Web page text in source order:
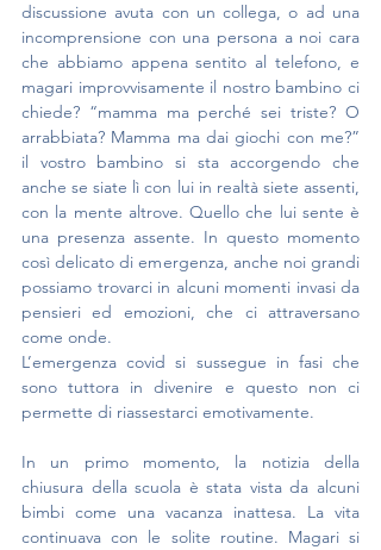
discussione avuta con un collega, o ad una
incomprensione con una persona a noi cara
che abbiamo appena sentito al telefono, e
magari improvvisamente il nostro bambino ci
chiede? “mamma ma perché sei triste? O
arrabbiata? Mamma ma dai giochi con me?”
il vostro bambino si sta accorgendo che
anche se siate lì con lui in realtà siete assenti,
con la mente altrove. Quello che lui sente è
una presenza assente. In questo momento
così delicato di emergenza, anche noi grandi
possiamo trovarci in alcuni momenti invasi da
pensieri ed emozioni, che ci attraversano
come onde.
L’emergenza covid si sussegue in fasi che
sono tuttora in divenire e questo non ci
permette di riassestarci emotivamente.
In un primo momento, la notizia della
chiusura della scuola è stata vista da alcuni
bimbi come una vacanza inattesa. La vita
continuava con le solite routine. Magari si